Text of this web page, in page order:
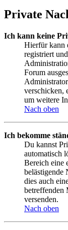
Private
Ich kann keine
Hierfür kann
registriert
Forum
verschicken,
um weitere
Nach oben
Ich bekomme
Du kannst
automatisch
Bereich eine
belästigende
dies auch
betreffenden
versenden.
Nach oben